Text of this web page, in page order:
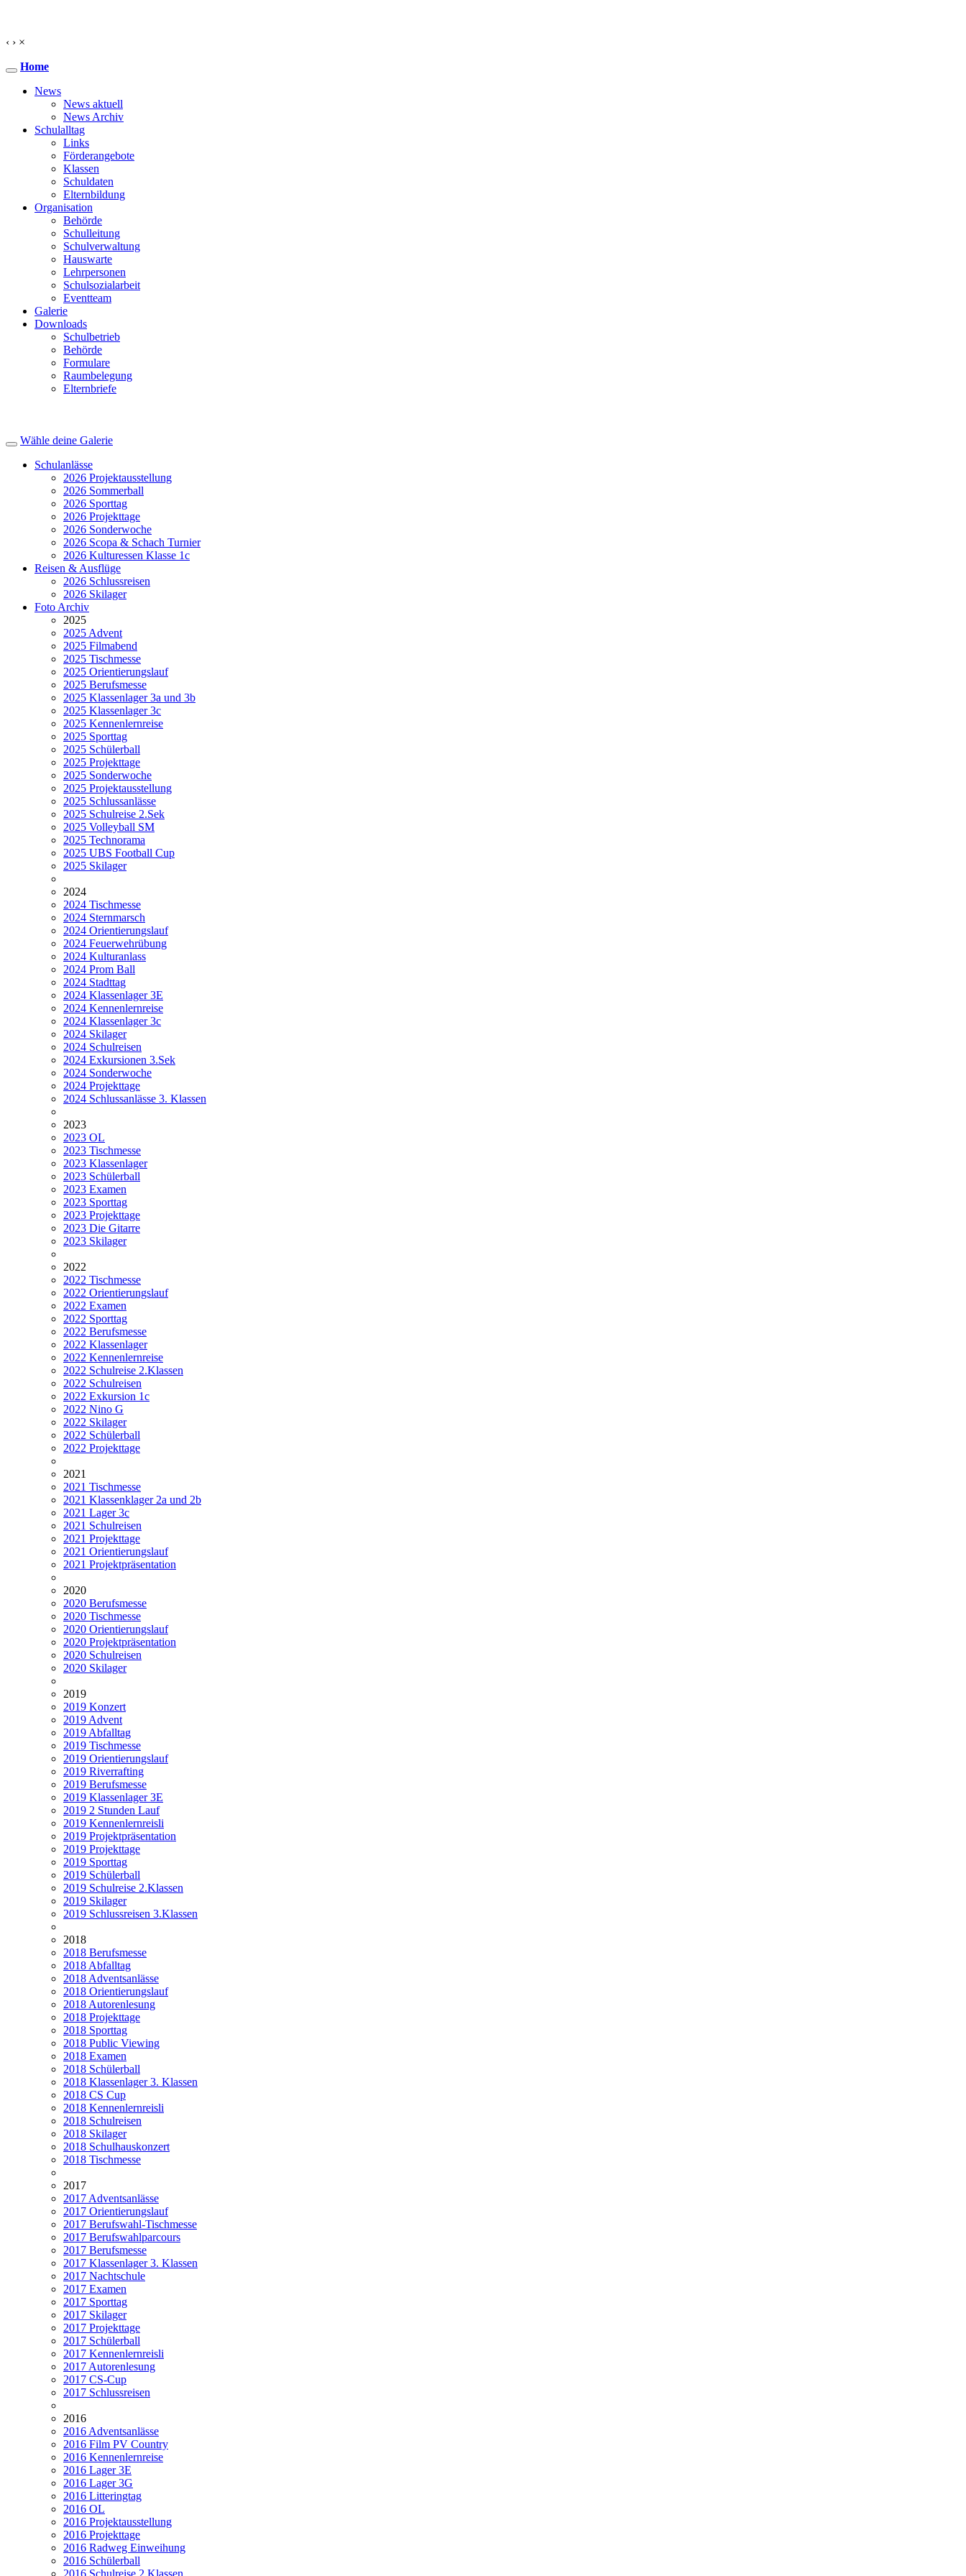
‹ › ×
Home
News
News aktuell
News Archiv
Schulalltag
Links
Förderangebote
Klassen
Schuldaten
Elternbildung
Organisation
Behörde
Schulleitung
Schulverwaltung
Hauswarte
Lehrpersonen
Schulsozialarbeit
Eventteam
Galerie
Downloads
Schulbetrieb
Behörde
Formulare
Raumbelegung
Elternbriefe
Wähle deine Galerie
Schulanlässe
2026 Projektausstellung
2026 Sommerball
2026 Sporttag
2026 Projekttage
2026 Sonderwoche
2026 Scopa & Schach Turnier
2026 Kulturessen Klasse 1c
Reisen & Ausflüge
2026 Schlussreisen
2026 Skilager
Foto Archiv
2025
2025 Advent
2025 Filmabend
2025 Tischmesse
2025 Orientierungslauf
2025 Berufsmesse
2025 Klassenlager 3a und 3b
2025 Klassenlager 3c
2025 Kennenlernreise
2025 Sporttag
2025 Schülerball
2025 Projekttage
2025 Sonderwoche
2025 Projektausstellung
2025 Schlussanlässe
2025 Schulreise 2.Sek
2025 Volleyball SM
2025 Technorama
2025 UBS Football Cup
2025 Skilager
2024
2024 Tischmesse
2024 Sternmarsch
2024 Orientierungslauf
2024 Feuerwehrübung
2024 Kulturanlass
2024 Prom Ball
2024 Stadttag
2024 Klassenlager 3E
2024 Kennenlernreise
2024 Klassenlager 3c
2024 Skilager
2024 Schulreisen
2024 Exkursionen 3.Sek
2024 Sonderwoche
2024 Projekttage
2024 Schlussanlässe 3. Klassen
2023
2023 OL
2023 Tischmesse
2023 Klassenlager
2023 Schülerball
2023 Examen
2023 Sporttag
2023 Projekttage
2023 Die Gitarre
2023 Skilager
2022
2022 Tischmesse
2022 Orientierungslauf
2022 Examen
2022 Sporttag
2022 Berufsmesse
2022 Klassenlager
2022 Kennenlernreise
2022 Schulreise 2.Klassen
2022 Schulreisen
2022 Exkursion 1c
2022 Nino G
2022 Skilager
2022 Schülerball
2022 Projekttage
2021
2021 Tischmesse
2021 Klassenklager 2a und 2b
2021 Lager 3c
2021 Schulreisen
2021 Projekttage
2021 Orientierungslauf
2021 Projektpräsentation
2020
2020 Berufsmesse
2020 Tischmesse
2020 Orientierungslauf
2020 Projektpräsentation
2020 Schulreisen
2020 Skilager
2019
2019 Konzert
2019 Advent
2019 Abfalltag
2019 Tischmesse
2019 Orientierungslauf
2019 Riverrafting
2019 Berufsmesse
2019 Klassenlager 3E
2019 2 Stunden Lauf
2019 Kennenlernreisli
2019 Projektpräsentation
2019 Projekttage
2019 Sporttag
2019 Schülerball
2019 Schulreise 2.Klassen
2019 Skilager
2019 Schlussreisen 3.Klassen
2018
2018 Berufsmesse
2018 Abfalltag
2018 Adventsanlässe
2018 Orientierungslauf
2018 Autorenlesung
2018 Projekttage
2018 Sporttag
2018 Public Viewing
2018 Examen
2018 Schülerball
2018 Klassenlager 3. Klassen
2018 CS Cup
2018 Kennenlernreisli
2018 Schulreisen
2018 Skilager
2018 Schulhauskonzert
2018 Tischmesse
2017
2017 Adventsanlässe
2017 Orientierungslauf
2017 Berufswahl-Tischmesse
2017 Berufswahlparcours
2017 Berufsmesse
2017 Klassenlager 3. Klassen
2017 Nachtschule
2017 Examen
2017 Sporttag
2017 Skilager
2017 Projekttage
2017 Schülerball
2017 Kennenlernreisli
2017 Autorenlesung
2017 CS-Cup
2017 Schlussreisen
2016
2016 Adventsanlässe
2016 Film PV Country
2016 Kennenlernreise
2016 Lager 3E
2016 Lager 3G
2016 Litteringtag
2016 OL
2016 Projektausstellung
2016 Projekttage
2016 Radweg Einweihung
2016 Schülerball
2016 Schulreise 2.Klassen